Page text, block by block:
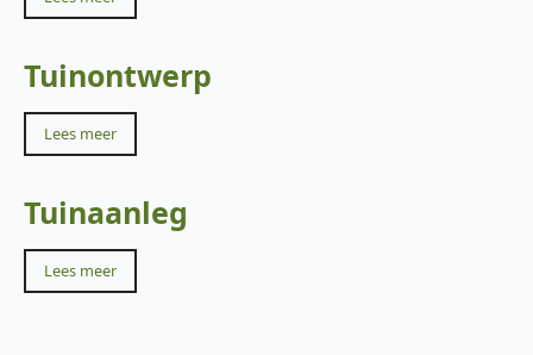
Tuinontwerp
Lees meer
Tuinaanleg
Lees meer